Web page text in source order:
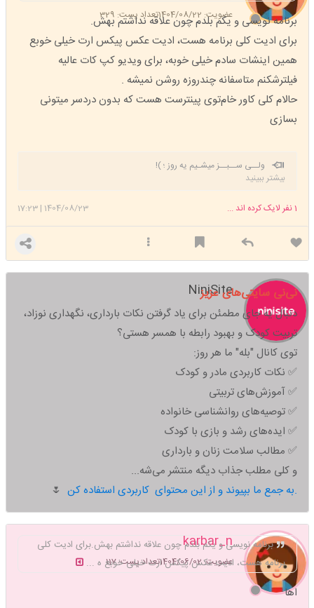
عضویت: 1404/08/22 تعداد پست: 329
برنامه نویسی و یکم بلدم چون علاقه نداشتم بهش.
برای ادیت کلی برنامه هست، ادیت عکس پیکس ارت خیلی خوبع
همین اینشات سادم خیلی خوبه، برای ویدیو کپ کات عالیه
فیلترشکنم متاسفانه چندروزه روشن نمیشه .
حالام کلی کاور خام‌توی پینترست هست که بدون دردسر میتونی
بسازی
ولــی ســبــز میشـیم یه‌ روز ؛ )!
بیشتر ببینید
1404/08/23
|
17:23 1نفر لایک کرده اند ...
NiniSite
نی‌نی سایتی‌های عزیز
دنبال یه جای مطمئن برای یاد گرفتن نکات بارداری، نگهداری نوزاد،
تربیت کودک و بهبود رابطه با همسر هستی؟
توی کانال "بله" ما هر روز:
✅ نکات کاربردی مادر و کودک
✅ آموزش‌های تربیتی
✅ توصیه‌های روانشناسی خانواده
✅ ایده‌های رشد و بازی با کودک
✅ مطالب سلامت زنان و بارداری
و کلی مطلب جذاب دیگه منتشر می‌شه...
به جمع ما بپیوند و از این محتوای کاربردی استفاده کن.
🌷
karbar_n
عضویت: 1404/06/02 تعداد پست: 117
برنامه نویسی و یکم بلدم چون علاقه نداشتم بهش.برای ادیت کلی
برنامه هست، ادیت عکس پیکس ارت خیلی خوبع ه ...
اها